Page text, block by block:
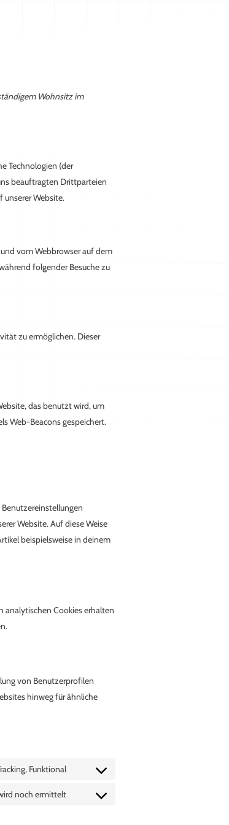
Wohnsitz im
Technologien (der
beauftragten Drittparteien
Website.
vom Webbrowser auf dem
folgender Besuche zu
zu ermöglichen. Dieser
das benutzt wird, um
Web-Beacons gespeichert.
Website. Auf diese Weise
beispielsweise in deinem
analytischen Cookies erhalten
von Benutzerprofilen
hinweg für ähnliche
Funktional
Consent
noch ermittelt
Consent